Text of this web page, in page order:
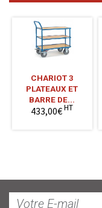
CHARIOT 3
PLATEAUX ET
BARRE DE...
433,00€HT